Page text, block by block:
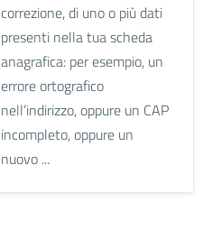
correzione, di uno o più dati
presenti nella tua scheda
anagrafica: per esempio, un
errore ortografico
nell’indirizzo, oppure un CAP
incompleto, oppure un
nuovo ...